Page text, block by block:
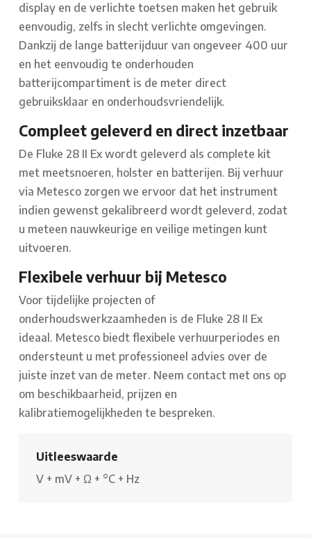
display en de verlichte toetsen maken het gebruik
eenvoudig, zelfs in slecht verlichte omgevingen.
Dankzij de lange batterijduur van ongeveer 400 uur
en het eenvoudig te onderhouden
batterijcompartiment is de meter direct
gebruiksklaar en onderhoudsvriendelijk.
Compleet geleverd en direct inzetbaar
De Fluke 28 II Ex wordt geleverd als complete kit
met meetsnoeren, holster en batterijen. Bij verhuur
via Metesco zorgen we ervoor dat het instrument
indien gewenst gekalibreerd wordt geleverd, zodat
u meteen nauwkeurige en veilige metingen kunt
uitvoeren.
Flexibele verhuur bij Metesco
Voor tijdelijke projecten of
onderhoudswerkzaamheden is de Fluke 28 II Ex
ideaal. Metesco biedt flexibele verhuurperiodes en
ondersteunt u met professioneel advies over de
juiste inzet van de meter. Neem contact met ons op
om beschikbaarheid, prijzen en
kalibratiemogelijkheden te bespreken.
Uitleeswaarde
V + mV + Ω + °C + Hz